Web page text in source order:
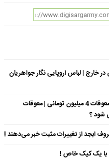
| لباس اروپایی نگار جواهریان
بازنشستگان تامین اجتماعی چشم انتظار معوقات 4 میلیون تومانی | معوقات
شود ؟
با یک کیک خاص !